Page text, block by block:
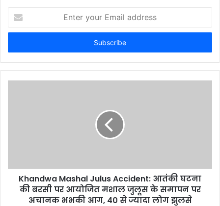
t
r
y
Khandwa Mashal Julus Accident: आतंकी घटना
की बरसी पर आयोजित मशाल जुलूस के समापन पर
अचानक भभकी आग, 40 से ज्यादा लोग झुलसे